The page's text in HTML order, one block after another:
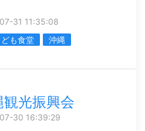
31 11:35:08
ども食堂
沖縄
観光振興会
30 16:39:29